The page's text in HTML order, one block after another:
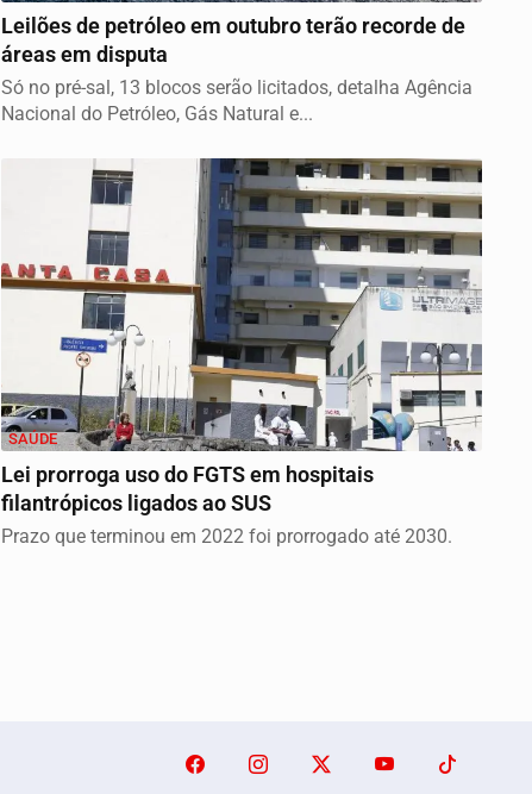
Leilões de petróleo em outubro terão recorde de
áreas em disputa
Só no pré-sal, 13 blocos serão licitados, detalha Agência
Nacional do Petróleo, Gás Natural e...
SAÚDE
Lei prorroga uso do FGTS em hospitais
filantrópicos ligados ao SUS
Prazo que terminou em 2022 foi prorrogado até 2030.